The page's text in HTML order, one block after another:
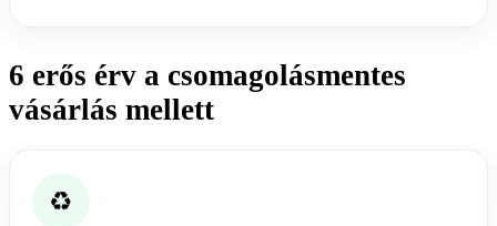
6 erős érv a csomagolásmentes
vásárlás mellett
♻️